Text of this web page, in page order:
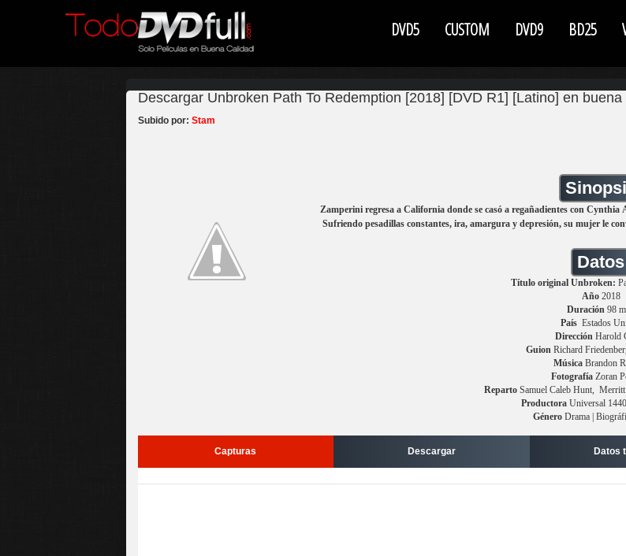
DVD5 CUSTOM DVD9 BD25
Descargar Unbroken Path To Redemption [2018] [DVD R1] [Latino] en buena
Subido por: Stam
Zamperini regresa a California donde se casó a regañadientes con
Sufriendo pesadillas constantes, ira, amargura y depresión, su mujer le
Datos
Título original Unbroken:
Año2018
Duración98
País Estados
DirecciónHarold
GuionRichard
MúsicaBrandon
Fotografía Zoran
Reparto Samuel Caleb Hunt,
Productora Universal
Género Drama |
Capturas Descargar Datos